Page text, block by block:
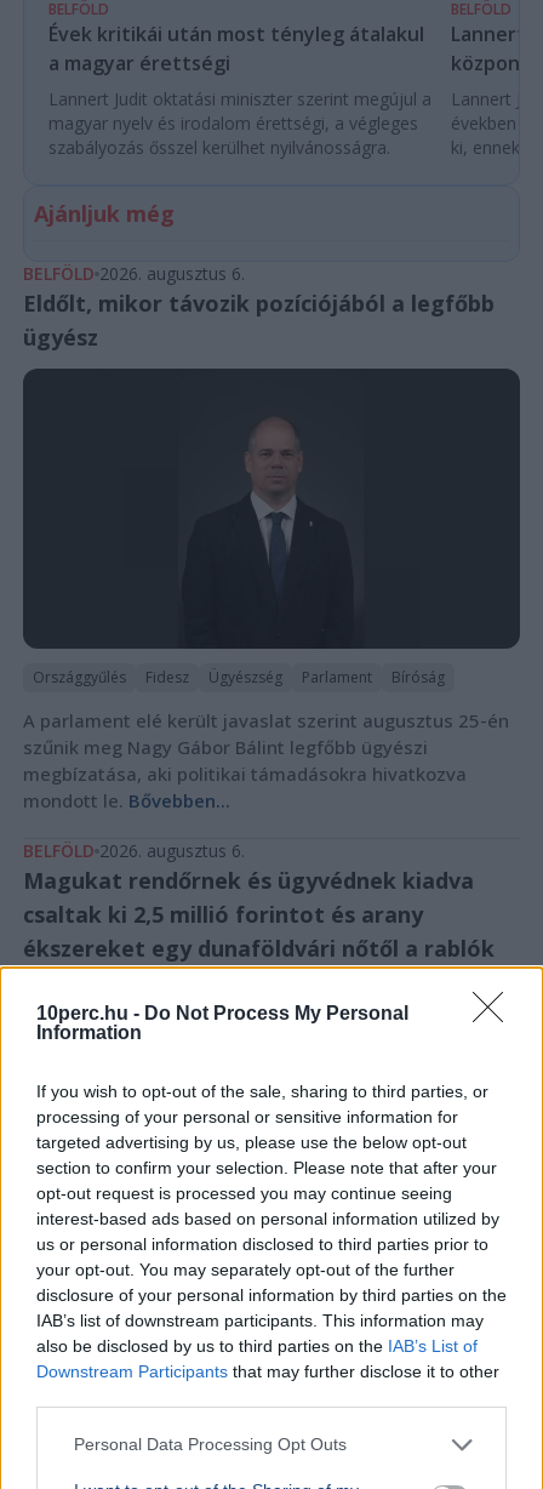
10perc.hu - Do Not Process My Personal
Information
If you wish to opt-out of the sale, sharing to third parties, or
processing of your personal or sensitive information for
targeted advertising by us, please use the below opt-out
section to confirm your selection. Please note that after your
opt-out request is processed you may continue seeing
interest-based ads based on personal information utilized by
us or personal information disclosed to third parties prior to
your opt-out. You may separately opt-out of the further
disclosure of your personal information by third parties on the
IAB’s list of downstream participants. This information may
also be disclosed by us to third parties on the IAB’s List of
Downstream Participants that may further disclose it to other
Personal Data Processing Opt Outs
BELFÖLD
Évek kritikái után most tényleg átalakul
a magyar érettségi
Lannert Judit oktatási miniszter szerint megújul a
magyar nyelv és irodalom érettségi, a végleges
szabályozás ősszel kerülhet nyilvánosságra.
BELFÖLD
Lannert
Lannert
években
ki, ennek
Ajánljuk még
BELFÖLD 2026. augusztus 6.
Eldőlt, mikor távozik pozíciójából a legfőbb
ügyész
Országgyűlés Fidesz Ügyészség Parlament Bíróság
A parlament elé került javaslat szerint augusztus 25-én
szűnik meg Nagy Gábor Bálint legfőbb ügyészi
megbízatása, aki politikai támadásokra hivatkozva
mondott le. Bővebben...
BELFÖLD 2026. augusztus 6.
Magukat rendőrnek és ügyvédnek kiadva
csaltak ki 2,5 millió forintot és arany
ékszereket egy dunaföldvári nőtől a rablók
Magyarország Bűncselekmény Rendőrség Csalás Arany
Rendőrnek és ügyvédnek kiadva magukat csaltak ki 2,5
millió forintot és ékszereket egy dunaföldvári nőtől, aki
azt hitte, fia balesetet okozott.Bővebben...